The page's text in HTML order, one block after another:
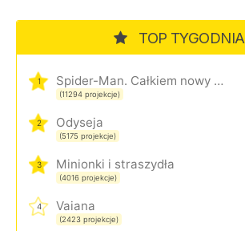
TOP TYGODNIA
1 Spider-Man. Całkiem nowy dzień
(11294 projekcje)
2 Odyseja
(5175 projekcje)
3 Minionki i straszydła
(4016 projekcje)
4 Vaiana
(2423 projekcje)